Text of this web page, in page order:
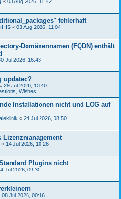
« 03 Aug 2026, 11:42
fehlerhaft
« 03 Aug 2026, 11:04
Domänennamen (FQDN) enthält
Jul 2026, 16:43
updated?
« 29 Jul 2026, 13:40
Wishes
Installationen nicht und LOG auf
« 24 Jul 2026, 08:50
Lizenzmanagement
« 14 Jul 2026, 10:26
Plugins nicht
Jul 2026, 09:30
08 Jul 2026, 00:16